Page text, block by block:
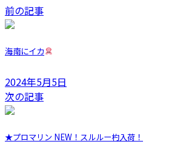
前の記事
海南にイカ
2024年5月5日
次の記事
★プロマリン NEW！スルルー杓入荷！